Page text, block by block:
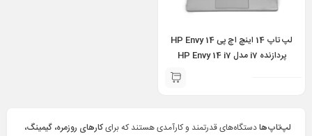
لپ تاپ 14 اینچ اچ پی HP Envy 14
پردازنده i7 مدل HP Envy 14 i7
1165G7 16GB 512GB 4GB GTX
لپ‌تاپ‌هادستگاه‌های قدرتمند و کارآمدی هستند که برایکارهای روزمره، گیمینگ،